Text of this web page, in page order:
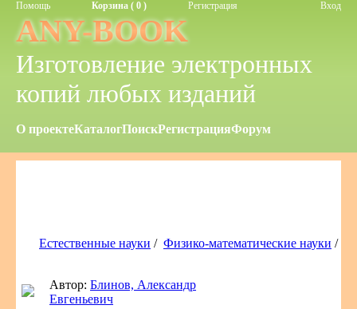
Помощь Корзина ( 0 ) Регистрация Вход
ANY-BOOK
Изготовление электронных
копий любых изданий
О проектеКаталогПоискРегистрацияФорум
Естественные науки / Физико-математические науки /
Автор:Блинов, Александр
Евгеньевич